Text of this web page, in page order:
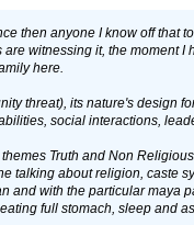
then anyone I know off that
witnessing it, the moment I
here.
threat), its nature's design
social interactions,
Truth and Non
talking about religion, caste
and with the particular maya
full stomach, sleep and